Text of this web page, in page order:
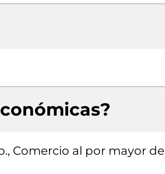
Comercio al por mayor de